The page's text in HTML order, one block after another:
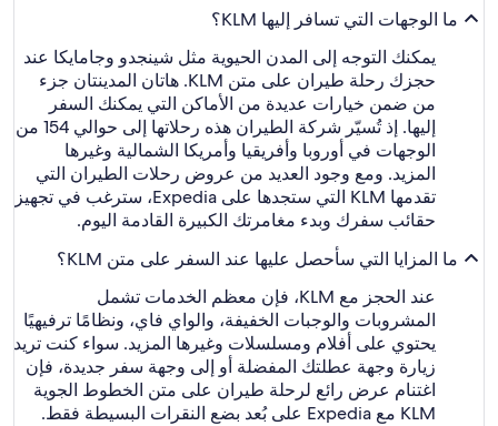
ما الوجهات التي تسافر إليها KLM؟
يمكنك التوجه إلى المدن الحيوية مثل شينجدو وجامايكا عند
حجزك رحلة طيران على متن KLM. هاتان المدينتان جزء
من ضمن خيارات عديدة من الأماكن التي يمكنك السفر
إليها. إذ تُسيّر شركة الطيران هذه رحلاتها إلى حوالي 154 من
الوجهات في أوروبا وأفريقيا وأمريكا الشمالية وغيرها
المزيد. ومع وجود العديد من عروض رحلات الطيران التي
تقدمها KLM التي ستجدها على Expedia، سترغب في تجهيز
حقائب سفرك وبدء مغامرتك الكبيرة القادمة اليوم.
ما المزايا التي سأحصل عليها عند السفر على متن KLM؟
عند الحجز مع KLM، فإن معظم الخدمات تشمل
المشروبات والوجبات الخفيفة، والواي فاي، ونظامًا ترفيهيًا
يحتوي على أفلام ومسلسلات وغيرها المزيد. سواء كنت تريد
زيارة وجهة عطلتك المفضلة أو إلى وجهة سفر جديدة، فإن
اغتنام عرض رائع لرحلة طيران على متن الخطوط الجوية
KLM مع Expedia على بُعد بضع النقرات البسيطة فقط.